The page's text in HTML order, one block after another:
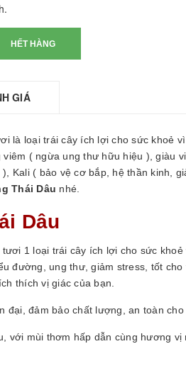
HẾT HÀNG
GIÁ
là loại trái cây ích lợi cho sức khoẻ
( ngừa ung thư hữu hiệu ), giàu
Kali ( bảo vệ cơ bắp, hệ thần kinh,
Thái Dâu nhé.
Dâu
1 loại trái cây ích lợi cho sức
đường, ung thư, giảm stress, tốt
thích vị giác của bạn.
đại, đảm bảo chất lượng, an toàn
với mùi thơm hấp dẫn cùng hương